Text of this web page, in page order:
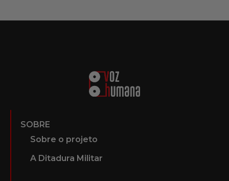
SOBRE
Sobre o projeto
A Ditadura Militar